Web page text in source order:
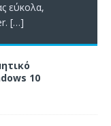
εύκολα,
[…]
10